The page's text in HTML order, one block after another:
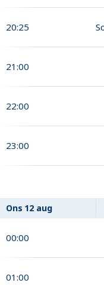
20:25
21:00
22:00
23:00
Ons 12 aug
00:00
01:00